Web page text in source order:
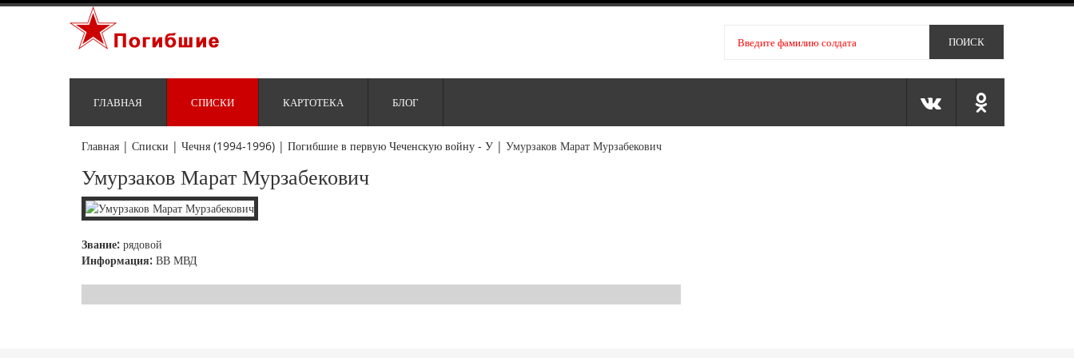
ГЛАВНАЯ СПИСКИ КАРТОТЕКА БЛОГ
Главная | Списки | Чечня (1994-1996) | Погибшие в первую Чеченскую войну - У | Умурзаков Марат Мурзабекович
Умурзаков Марат Мурзабекович
Звание: рядовой
Информация: ВВ МВД